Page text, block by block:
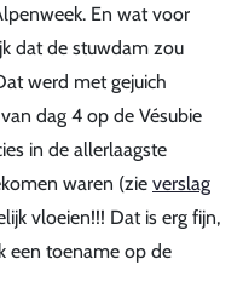
En wat voor
dat de stuwdam zou
werd met gejuich
dag 4 op de Vésubie
in de allerlaagste
waren (zie verslag
vloeien!!! Dat is erg fijn,
een toename op de